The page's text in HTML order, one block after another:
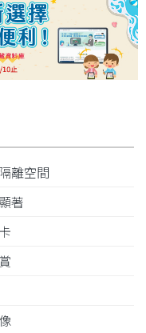
離空間
著